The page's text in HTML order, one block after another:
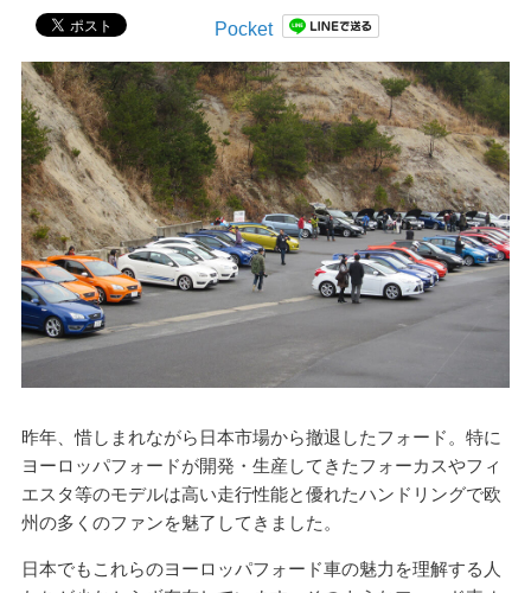
Pocket
昨年、惜しまれながら日本市場から撤退したフォード。特に
ヨーロッパフォードが開発・生産してきたフォーカスやフィ
エスタ等のモデルは高い走行性能と優れたハンドリングで欧
州の多くのファンを魅了してきました。
日本でもこれらのヨーロッパフォード車の魅力を理解する人